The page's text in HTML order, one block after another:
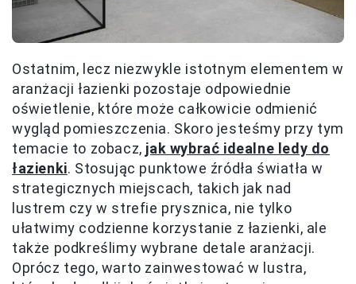
Ostatnim, lecz niezwykle istotnym elementem w
aranżacji łazienki pozostaje odpowiednie
oświetlenie, które może całkowicie odmienić
wygląd pomieszczenia. Skoro jesteśmy przy tym
temacie to zobacz, jak wybrać idealne ledy do
łazienki. Stosując punktowe źródła światła w
strategicznych miejscach, takich jak nad
lustrem czy w strefie prysznica, nie tylko
ułatwimy codzienne korzystanie z łazienki, ale
także podkreślimy wybrane detale aranżacji.
Oprócz tego, warto zainwestować w lustra,